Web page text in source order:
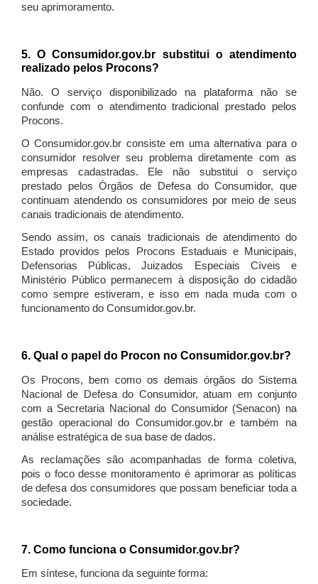
seu aprimoramento.
5. O Consumidor.gov.br substitui o atendimento
realizado pelos Procons?
Não. O serviço disponibilizado na plataforma não se
confunde com o atendimento tradicional prestado pelos
Procons.
O Consumidor.gov.br consiste em uma alternativa para o
consumidor resolver seu problema diretamente com as
empresas cadastradas. Ele não substitui o serviço
prestado pelos Órgãos de Defesa do Consumidor, que
continuam atendendo os consumidores por meio de seus
canais tradicionais de atendimento.
Sendo assim, os canais tradicionais de atendimento do
Estado providos pelos Procons Estaduais e Municipais,
Defensorias Públicas, Juizados Especiais Cíveis e
Ministério Público permanecem à disposição do cidadão
como sempre estiveram, e isso em nada muda com o
funcionamento do Consumidor.gov.br.
6. Qual o papel do Procon no Consumidor.gov.br?
Os Procons, bem como os demais órgãos do Sistema
Nacional de Defesa do Consumidor, atuam em conjunto
com a Secretaria Nacional do Consumidor (Senacon) na
gestão operacional do Consumidor.gov.br e também na
análise estratégica de sua base de dados.
As reclamações são acompanhadas de forma coletiva,
pois o foco desse monitoramento é aprimorar as políticas
de defesa dos consumidores que possam beneficiar toda a
sociedade.
7. Como funciona o Consumidor.gov.br?
Em síntese, funciona da seguinte forma: